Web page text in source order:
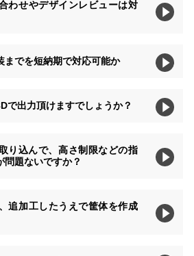
わせやデザインレビューは対
までを短納期で対応可能か
で出力頂けますでしょうか？
り込んで、高さ制限などの指
問題ないですか？
追加工したうえで筐体を作成